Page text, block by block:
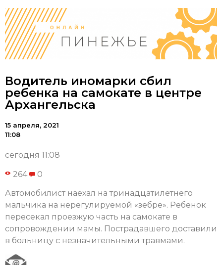
Водитель иномарки сбил
ребенка на самокате в центре
Архангельска
15 апреля, 2021
11:08
сегодня 11:08
264 0
Автомобилист наехал на тринадцатилетнего
мальчика на нерегулируемой «зебре». Ребенок
пересекал проезжую часть на самокате в
сопровождении мамы. Пострадавшего доставили
в больницу с незначительными травмами.